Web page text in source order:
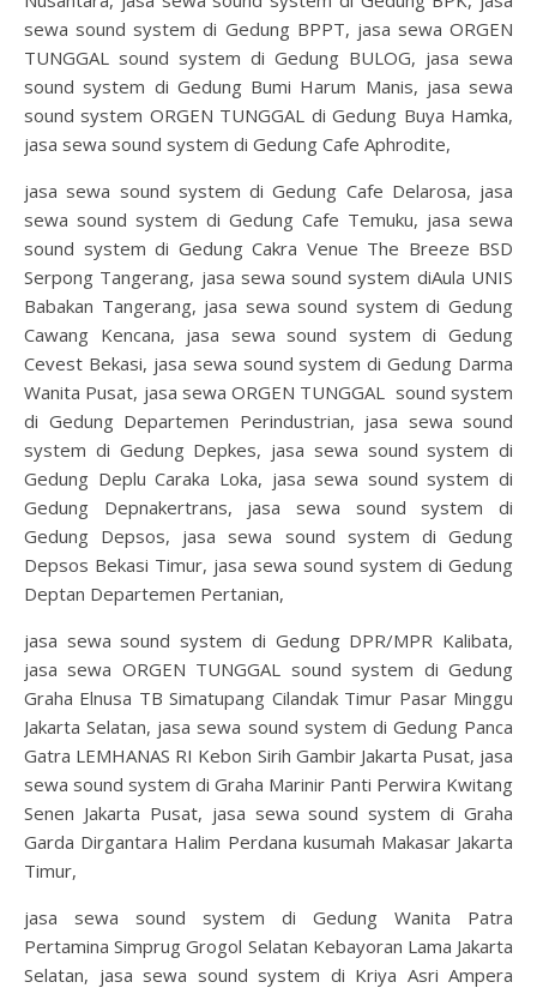
sewa sound system di Gedung BPPT, jasa sewa ORGEN
TUNGGAL sound system di Gedung BULOG, jasa sewa
sound system di Gedung Bumi Harum Manis, jasa sewa
sound system ORGEN TUNGGAL di Gedung Buya Hamka,
jasa sewa sound system di Gedung Cafe Aphrodite,
jasa sewa sound system di Gedung Cafe Delarosa, jasa
sewa sound system di Gedung Cafe Temuku, jasa sewa
sound system di Gedung Cakra Venue The Breeze BSD
Serpong Tangerang, jasa sewa sound system diAula UNIS
Babakan Tangerang, jasa sewa sound system di Gedung
Cawang Kencana, jasa sewa sound system di Gedung
Cevest Bekasi, jasa sewa sound system di Gedung Darma
Wanita Pusat, jasa sewa ORGEN TUNGGAL sound system
di Gedung Departemen Perindustrian, jasa sewa sound
system di Gedung Depkes, jasa sewa sound system di
Gedung Deplu Caraka Loka, jasa sewa sound system di
Gedung Depnakertrans, jasa sewa sound system di
Gedung Depsos, jasa sewa sound system di Gedung
Depsos Bekasi Timur, jasa sewa sound system di Gedung
Deptan Departemen Pertanian,
jasa sewa sound system di Gedung DPR/MPR Kalibata,
jasa sewa ORGEN TUNGGAL sound system di Gedung
Graha Elnusa TB Simatupang Cilandak Timur Pasar Minggu
Jakarta Selatan, jasa sewa sound system di Gedung Panca
Gatra LEMHANAS RI Kebon Sirih Gambir Jakarta Pusat, jasa
sewa sound system di Graha Marinir Panti Perwira Kwitang
Senen Jakarta Pusat, jasa sewa sound system di Graha
Garda Dirgantara Halim Perdana kusumah Makasar Jakarta
Timur,
jasa sewa sound system di Gedung Wanita Patra
Pertamina Simprug Grogol Selatan Kebayoran Lama Jakarta
Selatan, jasa sewa sound system di Kriya Asri Ampera